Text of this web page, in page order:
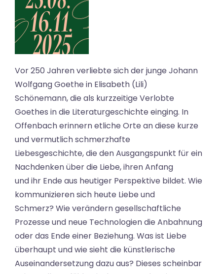
Vor 250 Jahren verliebte sich der junge Johann
Wolfgang Goethe in Elisabeth (Lili)
Schönemann, die als kurzzeitige Verlobte
Goethes in die Literaturgeschichte einging. In
Offenbach erinnern etliche Orte an diese kurze
und vermutlich schmerzhafte
Liebesgeschichte, die den Ausgangspunkt für ein
Nachdenken über die Liebe, ihren Anfang
und ihr Ende aus heutiger Perspektive bildet. Wie
kommunizieren sich heute Liebe und
Schmerz? Wie verändern gesellschaftliche
Prozesse und neue Technologien die Anbahnung
oder das Ende einer Beziehung. Was ist Liebe
überhaupt und wie sieht die künstlerische
Auseinandersetzung dazu aus? Dieses scheinbar